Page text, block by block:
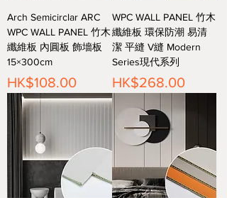
Arch Semicirclar ARC
WPC WALL PANEL 竹木
纖維板 內圓板 飾墻板
15×300cm
價格
HK$108.00
WPC WALL PANEL 竹木
纖維板 環保防潮 易清
潔 平縫 V縫 Modern
Series現代系列
價格
HK$268.00